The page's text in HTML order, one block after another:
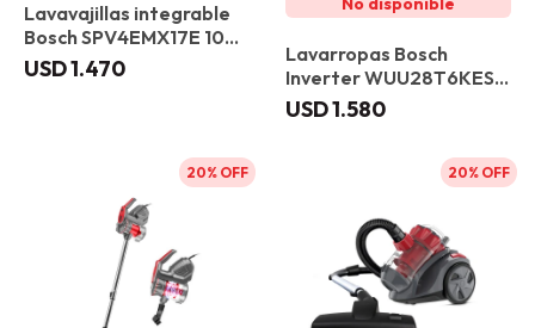
Lavavajillas integrable
Bosch SPV4EMX17E 10
servicios
USD1.470
Lavarropas Bosch
Inverter WUU28T6KES 9
kg Acero Inox
USD1.580
20 20